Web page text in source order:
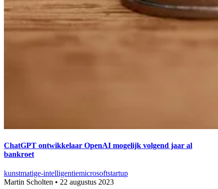
ChatGPT ontwikkelaar OpenAI mogelijk volgend jaar al
bankroet
kunstmatige-intelligentiemicrosoftstartup
Martin Scholten • 22 augustus 2023